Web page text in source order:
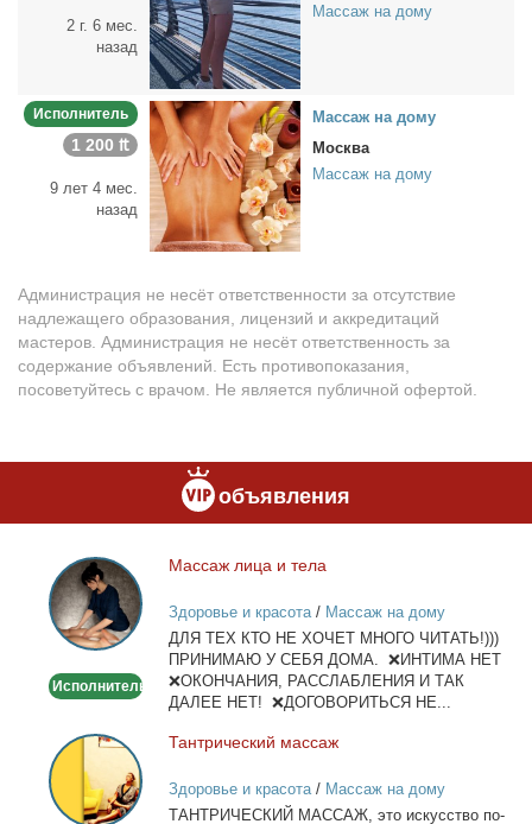
2 г. 6 мес.
назад
Массаж на дому
Исполнитель
1 200 ₶
9 лет 4 мес.
назад
Мас­саж на до­му
Москва
Массаж на дому
Администрация не несёт ответственности за отсутствие
надлежащего образования, лицензий и аккредитаций
мастеров. Администрация не несёт ответственность за
содержание объявлений. Есть противопоказания,
посоветуйтесь с врачом. Не является публичной офертой.
объявления
Массаж
лица
и
тела
Исполнитель
Мас­саж ли­ца и те­ла
Здоровье и красота/ Массаж на дому
ДЛЯ ТЕХ КТО НЕ ХОЧЕТ МНОГО ЧИТАТЬ!)))
ПРИНИМАЮ У СЕБЯ ДОМА. ❌ИНТИМА НЕТ
❌ОКОНЧАНИЯ, РАССЛАБЛЕНИЯ И ТАК
ДАЛЕЕ НЕТ! ❌ДОГОВОРИТЬСЯ НЕ...
Тантрический
массаж
Тан­три­че­ский мас­саж
Здоровье и красота/ Массаж на дому
ТАНТРИЧЕСКИЙ МАССАЖ, это ис­кус­ство по­